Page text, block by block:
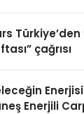
çağrısı
Enerjili